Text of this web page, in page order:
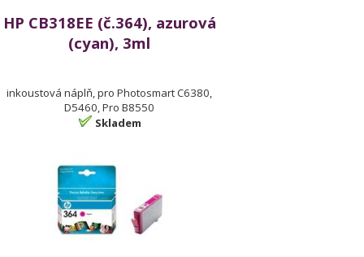
HP CB318EE (č.364), azurová
(cyan), 3ml
inkoustová náplň, pro Photosmart C6380,
D5460, Pro B8550
Skladem